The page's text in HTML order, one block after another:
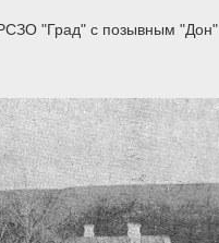
"Град" с позывным "Дон"